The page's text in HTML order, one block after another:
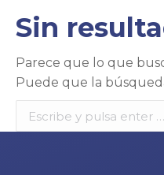
Sin
Parece que lo que
Puede que la